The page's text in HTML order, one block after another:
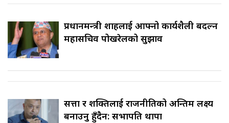
प्रधानमन्त्री शाहलाई आफ्नो कार्यशैली बदल्न
महासचिव पोखरेलको सुझाव
सत्ता र शक्तिलाई राजनीतिको अन्तिम लक्ष्य
बनाउनु हुँदैन: सभापति थापा